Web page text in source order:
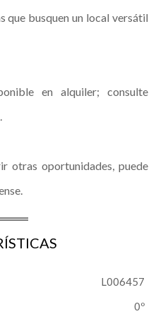
que busquen un local versátil
en alquiler; consulte
otras oportunidades, puede
L006457
0º